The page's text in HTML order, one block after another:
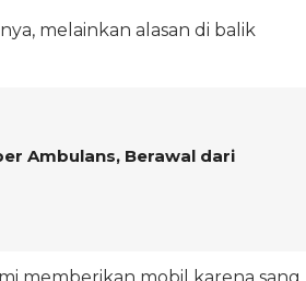
melainkan alasan di balik
Ambulans, Berawal dari
memberikan mobil karena sang